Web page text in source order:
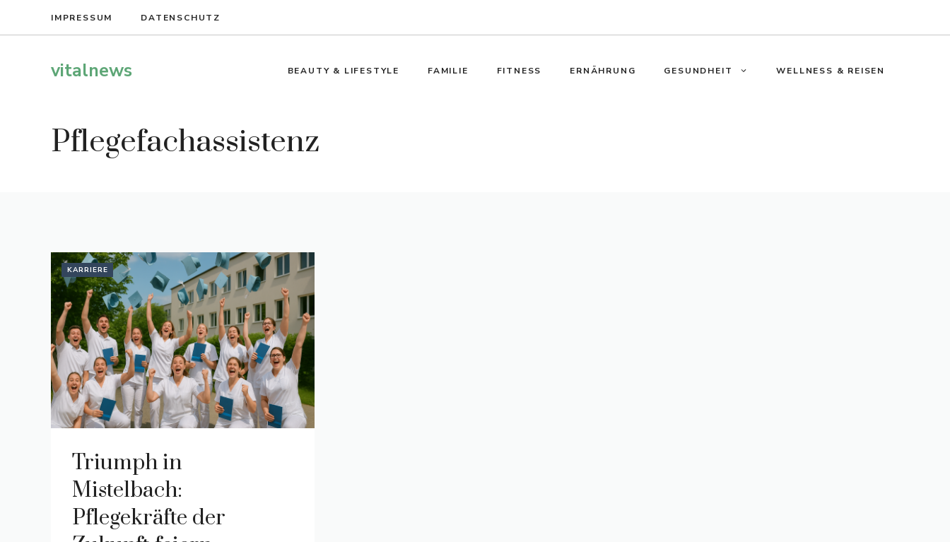
IMPRESSUM DATENSCHUTZ
vitalnews BEAUTY & LIFESTYLE FAMILIE FITNESS ERNÄHRUNG GESUNDHEIT WELLNESS & REISEN
Pflegefachassistenz
KARRIERE
Triumph in
Mistelbach:
Pflegekräfte der